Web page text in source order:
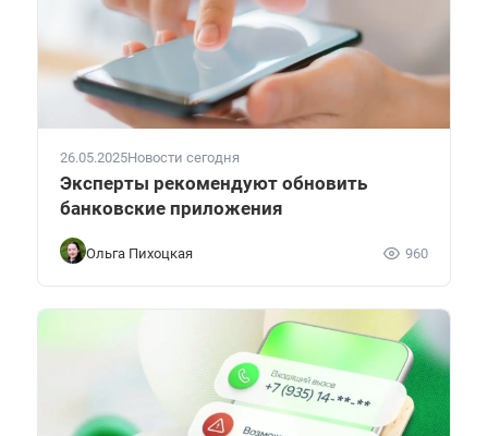
26.05.2025Новости сегодня
Эксперты рекомендуют обновить
банковские приложения
Ольга Пихоцкая 960